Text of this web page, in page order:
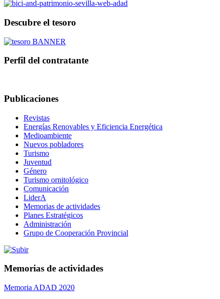
Descubre el tesoro
Perfil del contratante
Publicaciones
Revistas
Energías Renovables y Eficiencia Energética
Medioambiente
Nuevos pobladores
Turismo
Juventud
Género
Turismo ornitológico
Comunicación
LiderA
Memorias de actividades
Planes Estratégicos
Administración
Grupo de Cooperación Provincial
Memorias de actividades
Memoria ADAD 2020